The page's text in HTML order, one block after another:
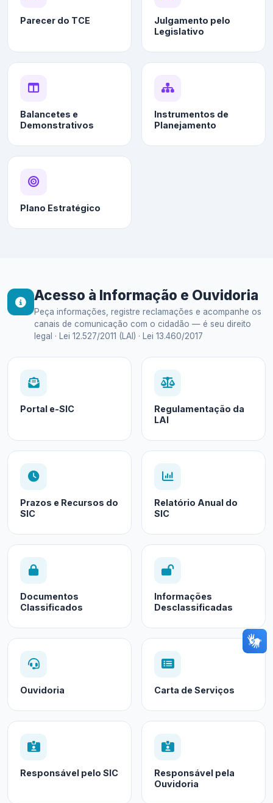
Parecer do TCE
Julgamento pelo
Legislativo
Balancetes e
Demonstrativos
Instrumentos de
Planejamento
Plano Estratégico
Acesso à Informação e Ouvidoria
Peça informações, registre reclamações e acompanhe os
canais de comunicação com o cidadão — é seu direito
legal · Lei 12.527/2011 (LAI) · Lei 13.460/2017
Portal e-SIC
Regulamentação da
LAI
Prazos e Recursos do
SIC
Relatório Anual do
SIC
Documentos
Classificados
Informações
Desclassificadas
Ouvidoria Carta de Serviços
Responsável pelo SIC
Responsável pela
Ouvidoria